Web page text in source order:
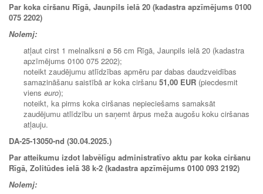
Par koka ciršanu Rīgā, Jaunpils ielā 20 (kadastra apzīmējums 0100
075 2202)
Nolemj:
atļaut cirst 1 melnalksni ø 56 cm Rīgā, Jaunpils ielā 20 (kadastra
apzīmējums 0100 075 2202);
noteikt zaudējumu atlīdzības apmēru par dabas daudzveidības
samazināšanu saistībā ar koka ciršanu 51,00 EUR (piecdesmit
viens euro);
noteikt, ka pirms koka ciršanas nepieciešams samaksāt
zaudējumu atlīdzību un saņemt ārpus meža augošu koku ciršanas
atļauju.
DA-25-13050-nd (30.04.2025.)
Par atteikumu izdot labvēlīgu administratīvo aktu par koka ciršanu
Rīgā, Zolitūdes ielā 38 k-2 (kadastra apzīmējums 0100 093 2192)
Nolemj: